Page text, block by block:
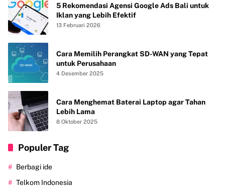
5 Rekomendasi Agensi Google Ads Bali untuk
Iklan yang Lebih Efektif
13 Februari 2026
Cara Memilih Perangkat SD-WAN yang Tepat
untuk Perusahaan
4 Desember 2025
Cara Menghemat Baterai Laptop agar Tahan
Lebih Lama
8 Oktober 2025
Populer Tag
Berbagi ide
Telkom Indonesia